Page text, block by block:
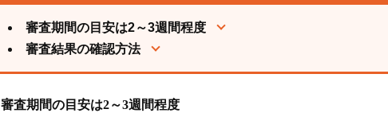
審査期間の目安は2～3週間程度
審査結果の確認方法
審査期間の目安は2～3週間程度